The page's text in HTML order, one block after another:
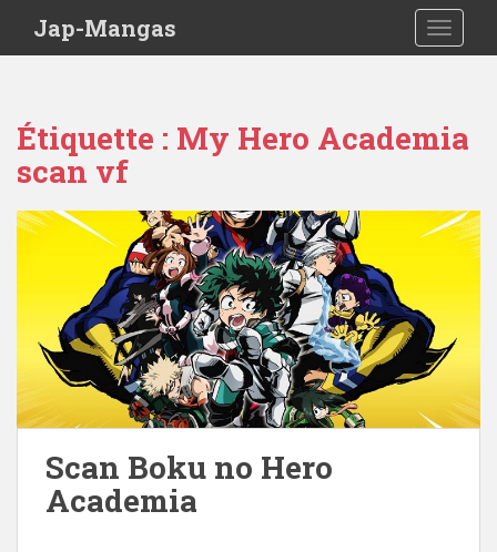
Jap-Mangas
Étiquette : My Hero Academia
scan vf
Scan Boku no Hero
Academia